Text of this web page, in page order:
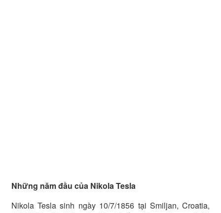
Những năm đầu của Nikola Tesla
Nikola Tesla sinh ngày 10/7/1856 tại Smiljan, Croatia,